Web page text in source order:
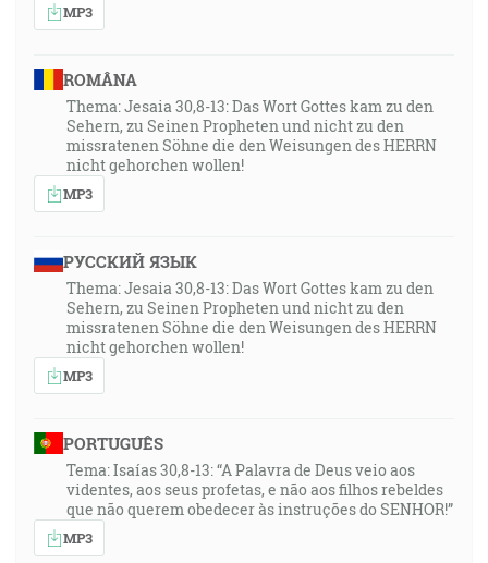
MP3
ROMÂNA
Thema: Jesaia 30,8-13: Das Wort Gottes kam zu den
Sehern, zu Seinen Propheten und nicht zu den
missratenen Söhne die den Weisungen des HERRN
nicht gehorchen wollen!
MP3
РУССКИЙ ЯЗЫК
Thema: Jesaia 30,8-13: Das Wort Gottes kam zu den
Sehern, zu Seinen Propheten und nicht zu den
missratenen Söhne die den Weisungen des HERRN
nicht gehorchen wollen!
MP3
PORTUGUÊS
Tema: Isaías 30,8-13: “A Palavra de Deus veio aos
videntes, aos seus profetas, e não aos filhos rebeldes
que não querem obedecer às instruções do SENHOR!”
MP3